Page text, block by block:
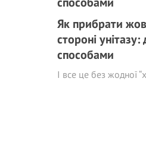
Як прибрати
стороні
способами
І все це без жодної